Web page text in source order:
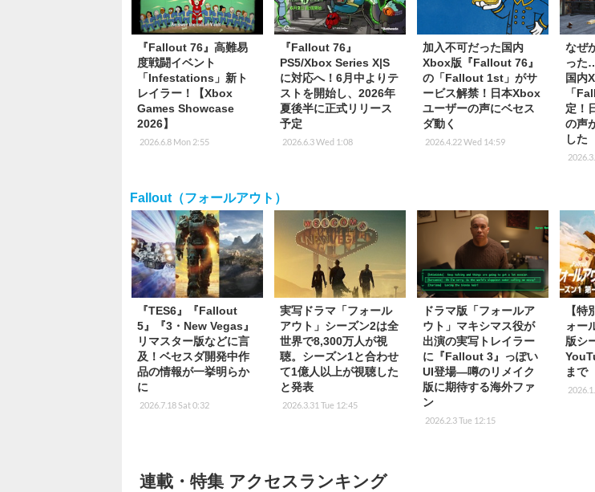
『Fallout 76』高難易
度戦闘イベント
「Infestations」新ト
レイラー！【Xbox
Games Showcase
2026】
2026.6.8 Mon 2:55
『Fallout 76』
PS5/Xbox Series X|S
に対応へ！6月中よりテ
ストを開始し、2026年
夏後半に正式リリース
予定
2026.6.3 Wed 1:08
加入不可だった国内
Xbox版『Fallout 76』
の「Fallout 1st」がサ
ービス解禁！日本Xbox
ユーザーの声にベセス
ダ動く
2026.4.22 Wed 14:59
なぜ
った
国内
「
定！
の声
した
Fallout（フォールアウト）
『TES6』『Fallout
5』『3・New Vegas』
リマスター版などに言
及！ベセスダ開発中作
品の情報が一挙明らか
に
2026.7.18 Sat 0:32
実写ドラマ「フォール
アウト」シーズン2は全
世界で8,300万人が視
聴。シーズン1と合わせ
て1億人以上が視聴した
と発表
2026.3.31 Tue 12:45
ドラマ版「フォールア
ウト」マキシマス役が
出演の実写トレイラー
に『Fallout 3』っぽい
UI登場―噂のリメイク
版に期待する海外ファ
ン
2026.2.3 Tue 12:15
【
ォー
版シ
まで
連載・特集 アクセスランキング